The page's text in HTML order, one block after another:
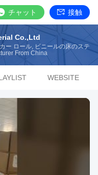
チャット 接触
Co.,Ltd
ー ロール, ビニールの床のステ
From China
WEBSITE